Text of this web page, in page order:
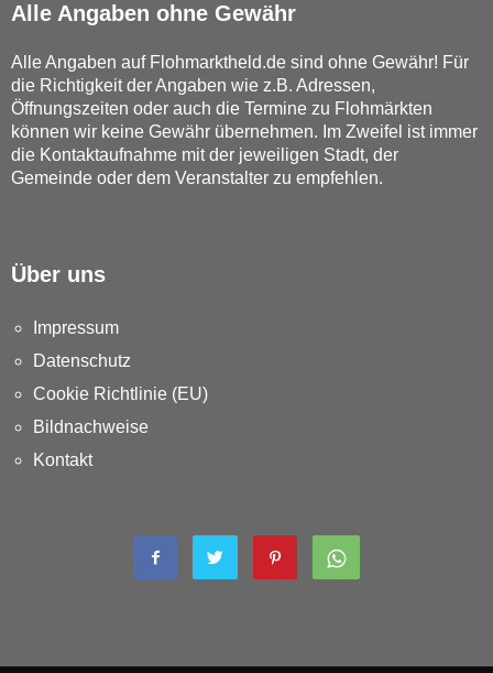
Alle Angaben ohne Gewähr
Alle Angaben auf Flohmarktheld.de sind ohne Gewähr! Für
die Richtigkeit der Angaben wie z.B. Adressen,
Öffnungszeiten oder auch die Termine zu Flohmärkten
können wir keine Gewähr übernehmen. Im Zweifel ist immer
die Kontaktaufnahme mit der jeweiligen Stadt, der
Gemeinde oder dem Veranstalter zu empfehlen.
Über uns
Impressum
Datenschutz
Cookie Richtlinie (EU)
Bildnachweise
Kontakt